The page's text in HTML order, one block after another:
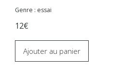
Genre : essai
12€
Ajouter au panier